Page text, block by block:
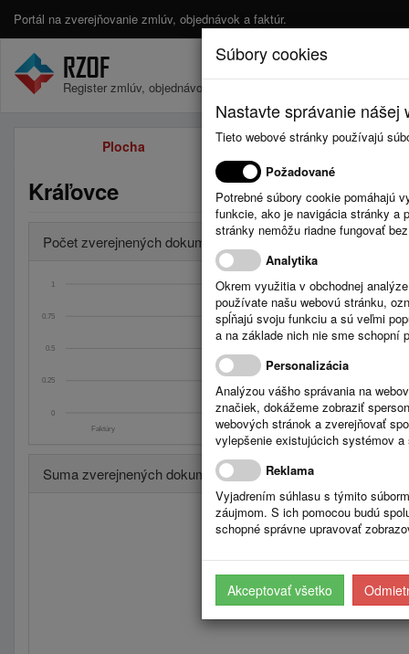
Portál na zverejňovanie zmlúv, objednávok a faktúr.
Register zmlúv, objednávok a faktúr.
Plocha Zmluvy
Kráľovce
Počet zverejnených dokumentov za obdobia
0
0.25
0.5
0.75
1
Úradná tabuľa:
Zmluvy
Faktúry
Úradná tabuľa:
Celkom: 0
Posledný
Suma zverejnených dokumentov po kvartaloch
Súbory cookies
Nastavte správanie
Tieto webové stránky používajú
Požadované
Potrebné súbory cookie pomáhajú
funkcie, ako je navigácia stránky a
stránky nemôžu riadne fungovať
Analytika
Okrem využitia v obchodnej
používate našu webovú stránku,
spĺňajú svoju funkciu a sú veľmi
a na základe nich nie sme schopní
Personalizácia
Analýzou vášho správania na
značiek, dokážeme zobraziť
webových stránok a zverejňovať
vylepšenie existujúcich systémov
Reklama
Vyjadrením súhlasu s týmito
záujmom. S ich pomocou budú
schopné správne upravovať
Akceptovať všetko